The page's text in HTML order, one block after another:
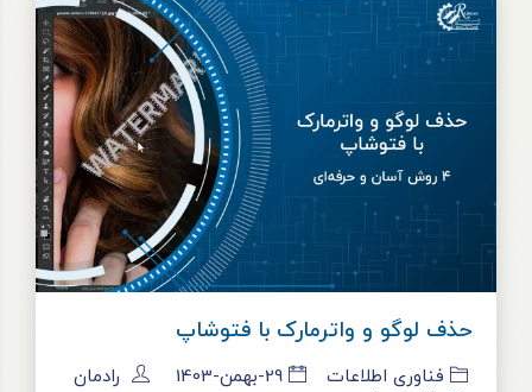
حذف لوگو و واترمارک با فتوشاپ
فناوری اطلاعات 29-بهمن-1403
رادمان